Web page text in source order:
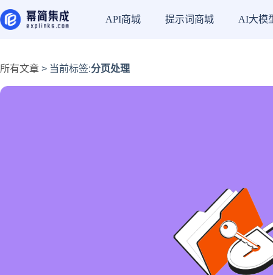
API商城 提示词商城 AI大模
所有文章 > 当前标签:分页处理